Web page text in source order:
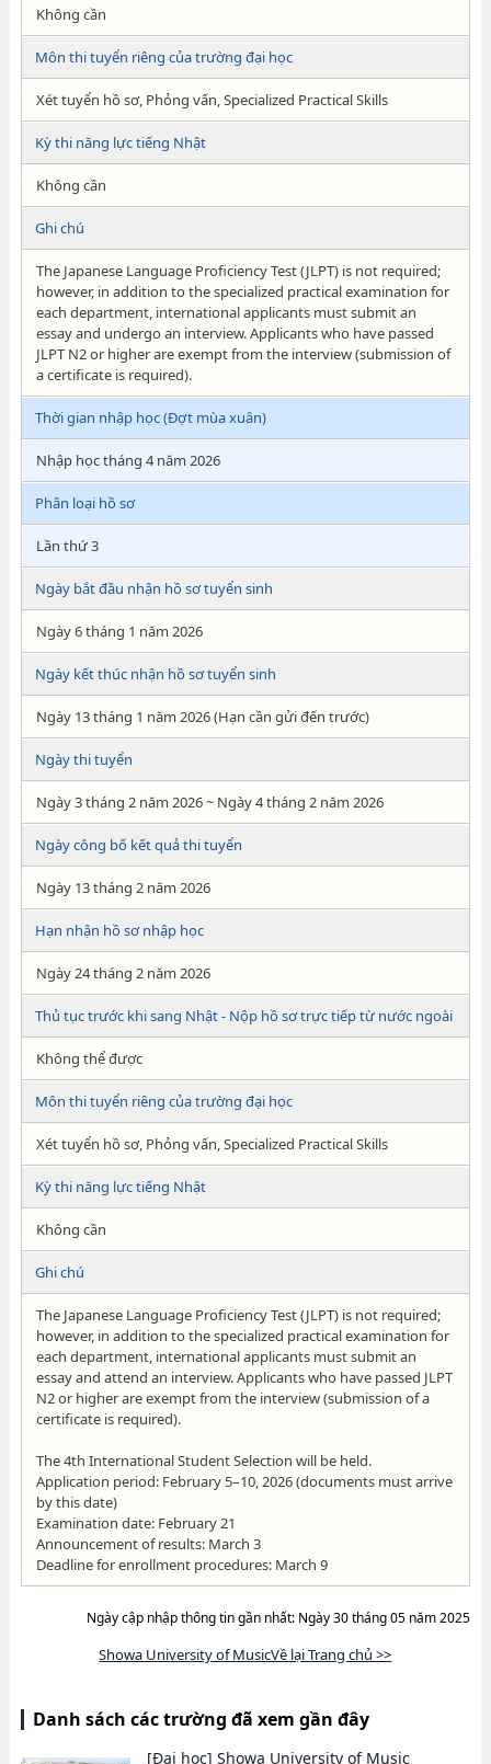
Không cần
Môn thi tuyển riêng của trường đại học
Xét tuyển hồ sơ, Phỏng vấn, Specialized Practical Skills
Kỳ thi năng lực tiếng Nhật
Không cần
Ghi chú
The Japanese Language Proficiency Test (JLPT) is not required;
however, in addition to the specialized practical examination for
each department, international applicants must submit an
essay and undergo an interview. Applicants who have passed
JLPT N2 or higher are exempt from the interview (submission of
a certificate is required).
Thời gian nhập học (Đợt mùa xuân)
Nhập học tháng 4 năm 2026
Phân loại hồ sơ
Lần thứ 3
Ngày bắt đầu nhận hồ sơ tuyển sinh
Ngày 6 tháng 1 năm 2026
Ngày kết thúc nhận hồ sơ tuyển sinh
Ngày 13 tháng 1 năm 2026 (Hạn cần gửi đến trước)
Ngày thi tuyển
Ngày 3 tháng 2 năm 2026 ~ Ngày 4 tháng 2 năm 2026
Ngày công bố kết quả thi tuyển
Ngày 13 tháng 2 năm 2026
Hạn nhận hồ sơ nhập học
Ngày 24 tháng 2 năm 2026
Thủ tục trước khi sang Nhật - Nộp hồ sơ trực tiếp từ nước ngoài
Không thể được
Môn thi tuyển riêng của trường đại học
Xét tuyển hồ sơ, Phỏng vấn, Specialized Practical Skills
Kỳ thi năng lực tiếng Nhật
Không cần
Ghi chú
The Japanese Language Proficiency Test (JLPT) is not required;
however, in addition to the specialized practical examination for
each department, international applicants must submit an
essay and attend an interview. Applicants who have passed JLPT
N2 or higher are exempt from the interview (submission of a
certificate is required).
The 4th International Student Selection will be held.
Application period: February 5–10, 2026 (documents must arrive
by this date)
Examination date: February 21
Announcement of results: March 3
Deadline for enrollment procedures: March 9
Ngày cập nhập thông tin gần nhất: Ngày 30 tháng 05 năm 2025
Showa University of MusicVề lại Trang chủ >>
Danh sách các trường đã xem gần đây
[Đại học] Showa University of Music